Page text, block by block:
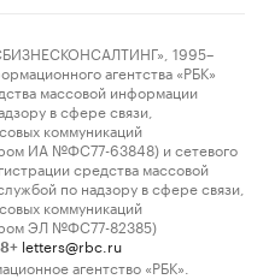
1995–
агентства «РБК»
массовой информации
в сфере связи,
коммуникаций
ИА №ФС77-63848) и сетевого
средства массовой
по надзору в сфере связи,
коммуникаций
ЭЛ №ФС77-82385)
letters@rbc.ru
агентство «РБК».